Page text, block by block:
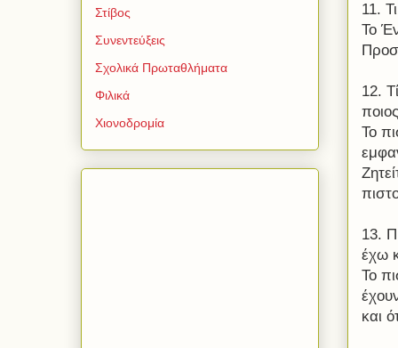
11.
Το
12.
Το
13.
έχω
Το
και
Στίβος
Συνεντεύξεις
Σχολικά Πρωταθλήματα
Φιλικά
Χιονοδρομία